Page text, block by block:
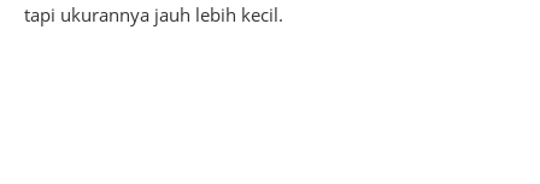
tapi ukurannya jauh lebih kecil.